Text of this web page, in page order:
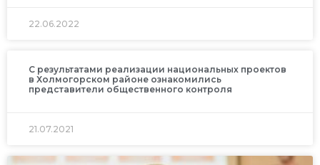
22.06.2022
С результатами реализации национальных проектов
в Холмогорском районе ознакомились
представители общественного контроля
21.07.2021